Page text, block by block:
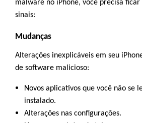
malware no iPhone, você precisa
sinais:
Mudanças
Alterações inexplicáveis em seu
de software malicioso:
Novos aplicativos que você não se
instalado.
Alterações nas configurações.